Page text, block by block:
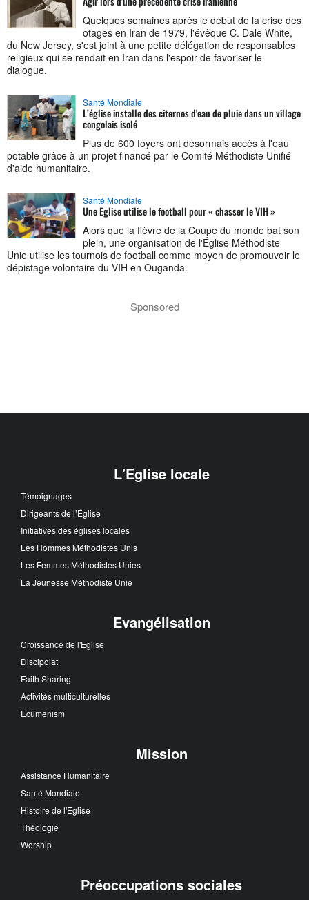
Quelques semaines après le début de la crise des
otages en Iran de 1979, l'évêque C. Dale White,
du New Jersey, s'est joint à une petite délégation de responsables
religieux qui se rendait en Iran dans l'espoir de favoriser le
dialogue.
Santé Mondiale
L’église installe des citernes d'eau de pluie dans un village
congolais isolé
Plus de 600 foyers ont désormais accès à l'eau
potable grâce à un projet financé par le Comité Méthodiste Unifié
d'aide humanitaire.
Santé Mondiale
Une Eglise utilise le football pour « chasser le VIH »
Alors que la fièvre de la Coupe du monde bat son
plein, une organisation de l'Église Méthodiste
Unie utilise les tournois de football comme moyen de promouvoir le
dépistage volontaire du VIH en Ouganda.
Sponsored
L'Eglise locale
Témoignages
Dirigeants de l’Église
Initiatives des églises locales
Les Hommes Méthodistes Unis
Les Femmes Méthodistes Unies
La Jeunesse Méthodiste Unie
Evangélisation
Croissance de l'Eglise
Discipolat
Faith Sharing
Activités multiculturelles
Ecumenism
Mission
Assistance Humanitaire
Santé Mondiale
Histoire de l'Eglise
Théologie
Worship
Préoccupations sociales